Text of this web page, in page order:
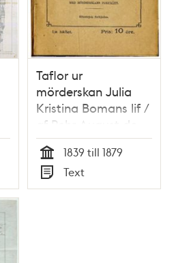
Taflor ur
mörderskan Julia
Kristina Bomans lif /
af Pehr August de
Maré
Tid
1839 till 1879
Typ
Text